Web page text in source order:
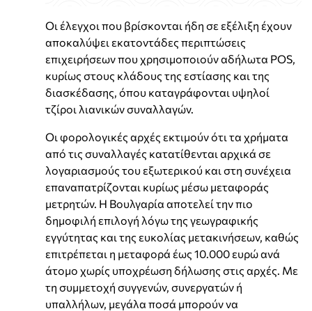
Οι έλεγχοι που βρίσκονται ήδη σε εξέλιξη έχουν
αποκαλύψει εκατοντάδες περιπτώσεις
επιχειρήσεων που χρησιμοποιούν αδήλωτα POS,
κυρίως στους κλάδους της εστίασης και της
διασκέδασης, όπου καταγράφονται υψηλοί
τζίροι λιανικών συναλλαγών.
Οι φορολογικές αρχές εκτιμούν ότι τα χρήματα
από τις συναλλαγές κατατίθενται αρχικά σε
λογαριασμούς του εξωτερικού και στη συνέχεια
επαναπατρίζονται κυρίως μέσω μεταφοράς
μετρητών. Η Βουλγαρία αποτελεί την πιο
δημοφιλή επιλογή λόγω της γεωγραφικής
εγγύτητας και της ευκολίας μετακινήσεων, καθώς
επιτρέπεται η μεταφορά έως 10.000 ευρώ ανά
άτομο χωρίς υποχρέωση δήλωσης στις αρχές. Με
τη συμμετοχή συγγενών, συνεργατών ή
υπαλλήλων, μεγάλα ποσά μπορούν να